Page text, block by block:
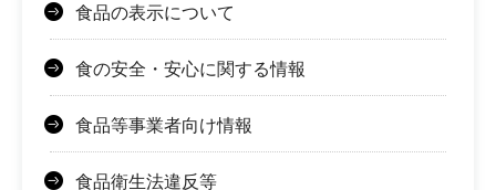
食品の表示について
食の安全・安心に関する情報
食品等事業者向け情報
食品衛生法違反等